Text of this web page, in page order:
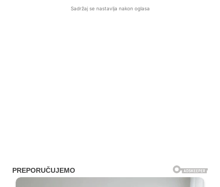
Sadržaj se nastavlja nakon oglasa